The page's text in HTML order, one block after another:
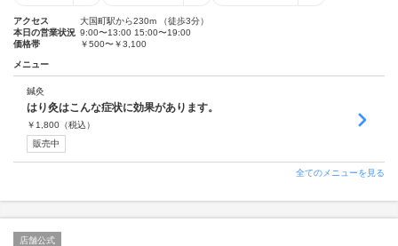
アクセス
大国町駅から230m （徒歩3分）
本日の営業状況 9:00〜13:00 15:00〜19:00
価格帯
￥500〜￥3,100
メニュー
鍼灸
はり灸はこんな症状に効果があります。
￥ 1,800 （税込）
販売中
全てのメニューを見る
店舗公式